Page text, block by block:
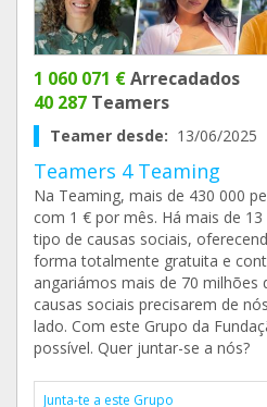
1 060 071 €Arrecadados
40 287 Teamers
Teamer desde: 13/06/2025
Teamers 4 Teaming
Na Teaming, mais de 430 000
com 1 € por mês. Há mais de
tipo de causas sociais,
forma totalmente gratuita e
angariámos mais de 70 milhões
causas sociais precisarem de
lado. Com este Grupo da
possível. Quer juntar-se a nós?
Junta-te a este Grupo